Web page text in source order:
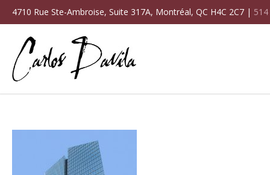
4710 Rue Ste-Ambroise, Suite 317A, Montréal, QC H4C 2C7 |